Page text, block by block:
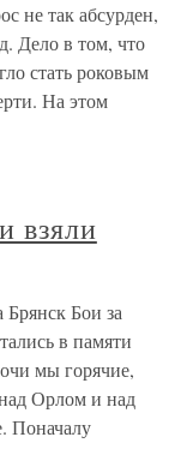
не так абсурден,
Дело в том, что
стать роковым
На этом
взяли
Брянск Бои за
в памяти
мы горячие,
Орлом и над
Поначалу